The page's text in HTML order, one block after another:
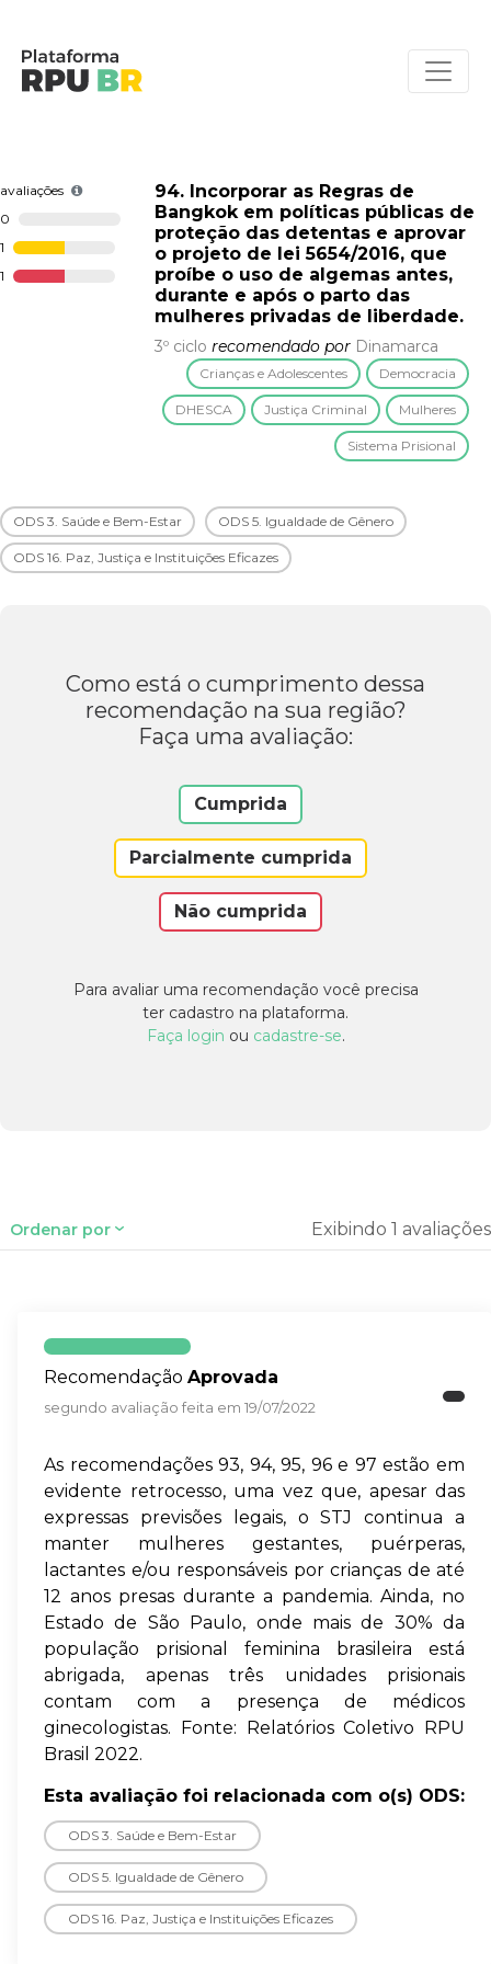
avaliações
0
1
1
94. Incorporar as Regras de
Bangkok em políticas públicas de
proteção das detentas e aprovar
o projeto de lei 5654/2016, que
proíbe o uso de algemas antes,
durante e após o parto das
mulheres privadas de liberdade.
3º ciclo recomendado por Dinamarca
Crianças e Adolescentes Democracia
DHESCA Justiça Criminal Mulheres
Sistema Prisional
ODS 3. Saúde e Bem-Estar ODS 5. Igualdade de Gênero
ODS 16. Paz, Justiça e Instituições Eficazes
Como está o cumprimento dessa
recomendação na sua região?
Faça uma avaliação:
Cumprida
Parcialmente cumprida
Não cumprida
Para avaliar uma recomendação você precisa
ter cadastro na plataforma.
Faça login ou cadastre-se.
Ordenar por Exibindo 1 avaliações
Recomendação Aprovada
segundo avaliação feita em 19/07/2022
As recomendações 93, 94, 95, 96 e 97 estão em
evidente retrocesso, uma vez que, apesar das
expressas previsões legais, o STJ continua a
manter mulheres gestantes, puérperas,
lactantes e/ou responsáveis por crianças de até
12 anos presas durante a pandemia. Ainda, no
Estado de São Paulo, onde mais de 30% da
população prisional feminina brasileira está
abrigada, apenas três unidades prisionais
contam com a presença de médicos
ginecologistas. Fonte: Relatórios Coletivo RPU
Brasil 2022.
Esta avaliação foi relacionada com o(s) ODS:
ODS 3. Saúde e Bem-Estar
ODS 5. Igualdade de Gênero
ODS 16. Paz, Justiça e Instituições Eficazes